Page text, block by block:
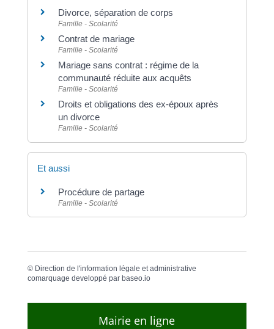
Divorce, séparation de corps
Famille - Scolarité
Contrat de mariage
Famille - Scolarité
Mariage sans contrat : régime de la
communauté réduite aux acquêts
Famille - Scolarité
Droits et obligations des ex-époux après
un divorce
Famille - Scolarité
Et aussi
Procédure de partage
Famille - Scolarité
© Direction de l'information légale et administrative
comarquage developpé par baseo.io
Mairie en ligne